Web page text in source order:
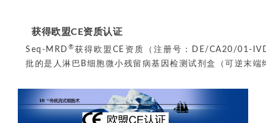
获得欧盟CE资质认证
Seq-MRD ® 获得欧盟CE资质（注册号：DE/CA20/01-
批的是人淋巴B细胞微小残留病基因检测试剂盒（可逆末端